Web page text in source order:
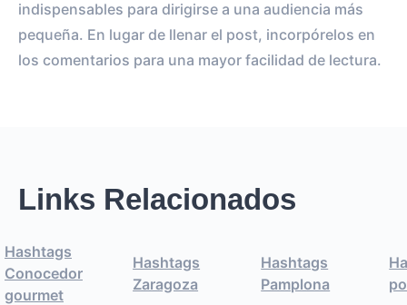
indispensables para dirigirse a una audiencia más
pequeña. En lugar de llenar el post, incorpórelos en
los comentarios para una mayor facilidad de lectura.
Links Relacionados
Hashtags
Conocedor
gourmet
Hashtags
Zaragoza
Hashtags
Pamplona